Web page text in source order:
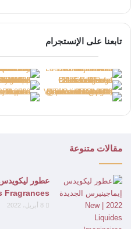
تابعنا على الإنستجرام
مقالات متنوعة
Fragrances
8 أبريل، 2022